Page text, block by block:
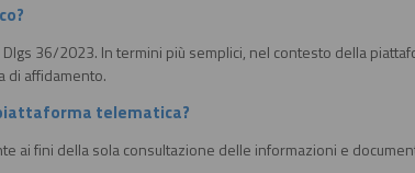
36/2023. In termini più semplici, nel contesto della
di affidamento.
telematica?
ai fini della sola consultazione delle informazioni e